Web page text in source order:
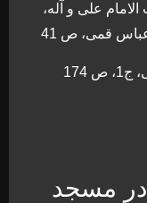
نسب الامام علی و آله،
مسجد